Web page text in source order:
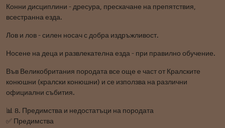
Конни дисциплини - дресура, прескачане на препятствия,
всестранна езда.
Лов и лов - силен носач с добра издръжливост.
Носене на деца и развлекателна езда - при правилно обучение.
Във Великобритания породата все още е част от Кралските
конюшни (кралски конюшни) и се използва на различни
официални събития.
📊 8. Предимства и недостатъци на породата
✅ Предимства